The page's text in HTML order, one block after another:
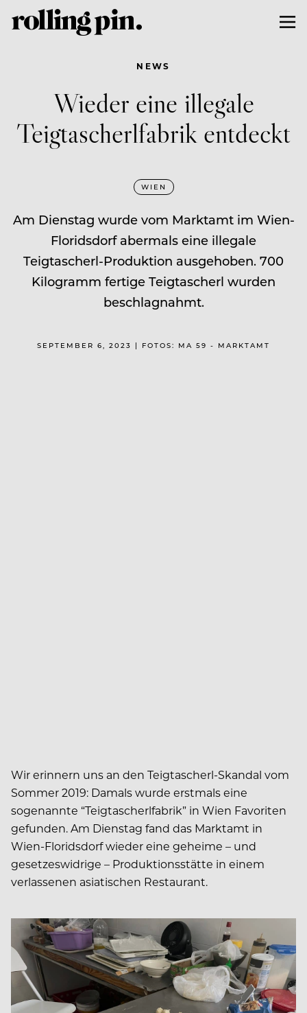
NEWS
Wieder eine illegale
Teigtascherlfabrik entdeckt
WIEN
Am Dienstag wurde vom Marktamt im Wien-
Floridsdorf abermals eine illegale
Teigtascherl-Produktion ausgehoben. 700
Kilogramm fertige Teigtascherl wurden
beschlagnahmt.
SEPTEMBER 6, 2023 | FOTOS: MA 59 - MARKTAMT
Wir erinnern uns an den Teigtascherl-Skandal vom
Sommer 2019: Damals wurde erstmals eine
sogenannte “Teigtascherlfabrik” in Wien Favoriten
gefunden. Am Dienstag fand das Marktamt in
Wien-Floridsdorf wieder eine geheime – und
gesetzeswidrige – Produktionsstätte in einem
verlassenen asiatischen Restaurant.